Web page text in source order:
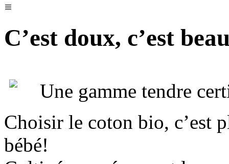
C’est doux, c’est
Une gamme tendre
Choisir le coton bio, c’est
bébé!